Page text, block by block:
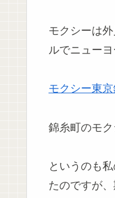
モクシーは
ルでニュー
モクシー東
錦糸町のモ
というのも
たのですが